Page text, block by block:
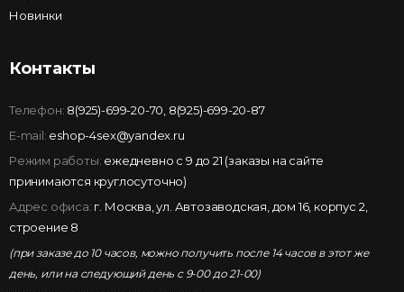
Новинки
Контакты
Телефон: 8(925)-699-20-70 8(925)-699-20-87
E-mail: eshop-4sex@yandex.ru
Режим работы: ежедневно с 9 до 21 (заказы на сайте
принимаются круглосуточно)
Адрес офиса: г. Москва, ул. Автозаводская, дом 16, корпус 2,
строение 8
(при заказе до 10 часов, можно получить после 14 часов в этот же
день, или на следующий день с 9-00 до 21-00)